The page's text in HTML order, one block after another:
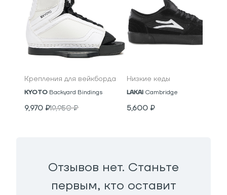
Крепления для вейкборда
KYOTO Backyard Bindings
9,970 ₽19,950₽
Низкие кеды
LAKAI Cambridge
5,600 ₽
Отзывов нет. Станьте
первым, кто оставит